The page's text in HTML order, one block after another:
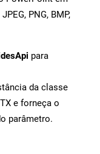
PNG, BMP,
para
da classe
e forneça o
parâmetro.